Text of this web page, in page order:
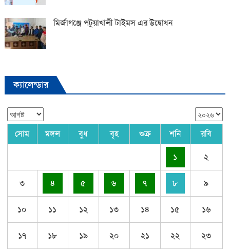
মির্জাগঞ্জে পটুয়াখালী টাইমস এর উদ্বোধন
ক্যালেন্ডার
সোম মঙ্গল বুধ বৃহ শুক্র শনি রবি
১ ২
৩ ৪ ৫ ৬ ৭ ৮ ৯
১০ ১১ ১২ ১৩ ১৪ ১৫ ১৬
১৭ ১৮ ১৯ ২০ ২১ ২২ ২৩